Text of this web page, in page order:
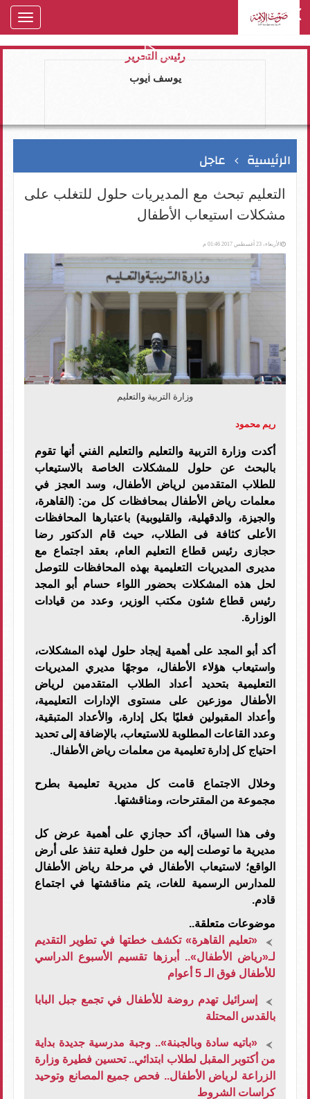
رئيس التحرير
يوسف ايوب
الرئيسية عاجل
التعليم تبحث مع المديريات حلول للتغلب على
مشكلات استيعاب الأطفال
الأربعاء، 23 أغسطس 2017 01:46 م
وزارة التربية والتعليم
ريم محمود
أكدت وزارة التربية والتعليم والتعليم الفني أنها تقوم
بالبحث عن حلول للمشكلات الخاصة بالاستيعاب
للطلاب المتقدمين لرياض الأطفال، وسد العجز في
معلمات رياض الأطفال بمحافظات كل من: (القاهرة،
والجيزة، والدقهلية، والقليوبية) باعتبارها المحافظات
الأعلى كثافة فى الطلاب، حيث قام الدكتور رضا
حجازى رئيس قطاع التعليم العام، بعقد اجتماع مع
مديرى المديريات التعليمية بهذه المحافظات للتوصل
لحل هذه المشكلات بحضور اللواء حسام أبو المجد
رئيس قطاع شئون مكتب الوزير، وعدد من قيادات
الوزارة.
أكد أبو المجد على أهمية إيجاد حلول لهذه المشكلات،
واستيعاب هؤلاء الأطفال، موجهًا مديري المديريات
التعليمية بتحديد أعداد الطلاب المتقدمين لرياض
الأطفال موزعين على مستوى الإدارات التعليمية،
وأعداد المقبولين فعليًا بكل إدارة، والأعداد المتبقية،
وعدد القاعات المطلوبة للاستيعاب، بالإضافة إلى تحديد
احتياج كل إدارة تعليمية من معلمات رياض الأطفال.
وخلال الاجتماع قامت كل مديرية تعليمية بطرح
مجموعة من المقترحات، ومناقشتها.
وفى هذا السياق، أكد حجازي على أهمية عرض كل
مديرية ما توصلت إليه من حلول فعلية تنفذ على أرض
الواقع؛ لاستيعاب الأطفال في مرحلة رياض الأطفال
للمدارس الرسمية للغات، يتم مناقشتها في اجتماع
قادم.
موضوعات متعلقة..
«تعليم القاهرة» تكشف خطتها في تطوير التقديم
لـ«رياض الأطفال».. أبرزها تقسيم الأسبوع الدراسي
للأطفال فوق الـ 5 أعوام
إسرائيل تهدم روضة للأطفال في تجمع جبل البابا
بالقدس المحتلة
«باتيه سادة وبالجبنة».. وجبة مدرسية جديدة بداية
من أكتوبر المقبل لطلاب ابتدائي.. تحسين فطيرة وزارة
الزراعة لرياض الأطفال.. فحص جميع المصانع وتوحيد
كراسات الشروط